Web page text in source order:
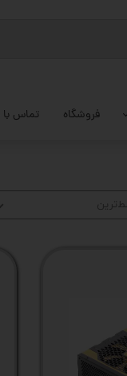
فروشگاه تماس با